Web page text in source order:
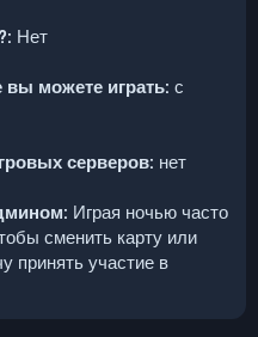
Нет
можете играть: с
серверов: нет
Играя ночью часто
сменить карту или
принять участие в